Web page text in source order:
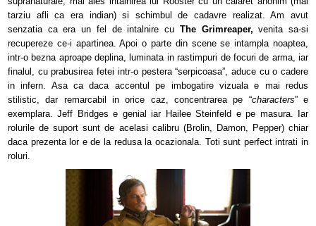
tarziu afli ca era indian) si schimbul de cadavre realizat. Am avut
senzatia ca era un fel de intalnire cu The Grimreaper,venita sa-si
recupereze ce-i apartinea. Apoi o parte din scene se intampla noaptea,
intr-o bezna aproape deplina, luminata in rastimpuri de focuri de arma, iar
finalul, cu prabusirea fetei intr-o pestera “serpicoasa”, aduce cu o cadere
in infern. Asa ca daca accentul pe imbogatire vizuala e mai redus
stilistic, dar remarcabil in orice caz, concentrarea pe “characters” e
exemplara. Jeff Bridges e genial iar Hailee Steinfeld e pe masura. Iar
rolurile de suport sunt de acelasi calibru (Brolin, Damon, Pepper) chiar
daca prezenta lor e de la redusa la ocazionala. Toti sunt perfect intrati in
roluri.